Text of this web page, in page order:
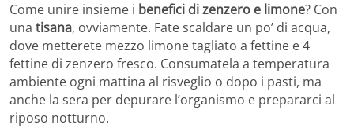
Come unire insieme i benefici di zenzero e limone? Con
una tisana, ovviamente. Fate scaldare un po’ di acqua,
dove metterete mezzo limone tagliato a fettine e 4
fettine di zenzero fresco. Consumatela a temperatura
ambiente ogni mattina al risveglio o dopo i pasti, ma
anche la sera per depurare l’organismo e prepararci al
riposo notturno.